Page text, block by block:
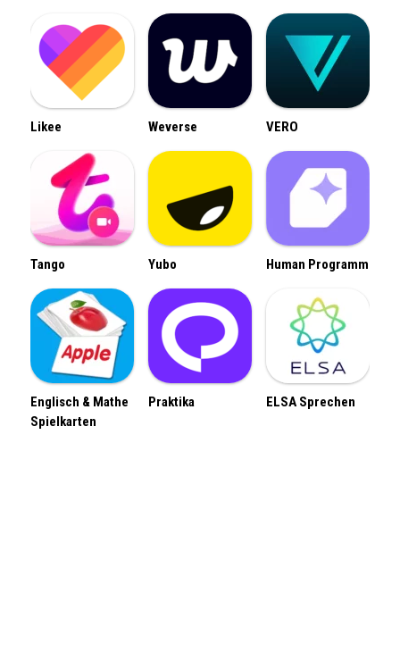
Likee Weverse VERO
Tango Yubo Human Programm
Englisch & Mathe
Spielkarten
Praktika ELSA Sprechen